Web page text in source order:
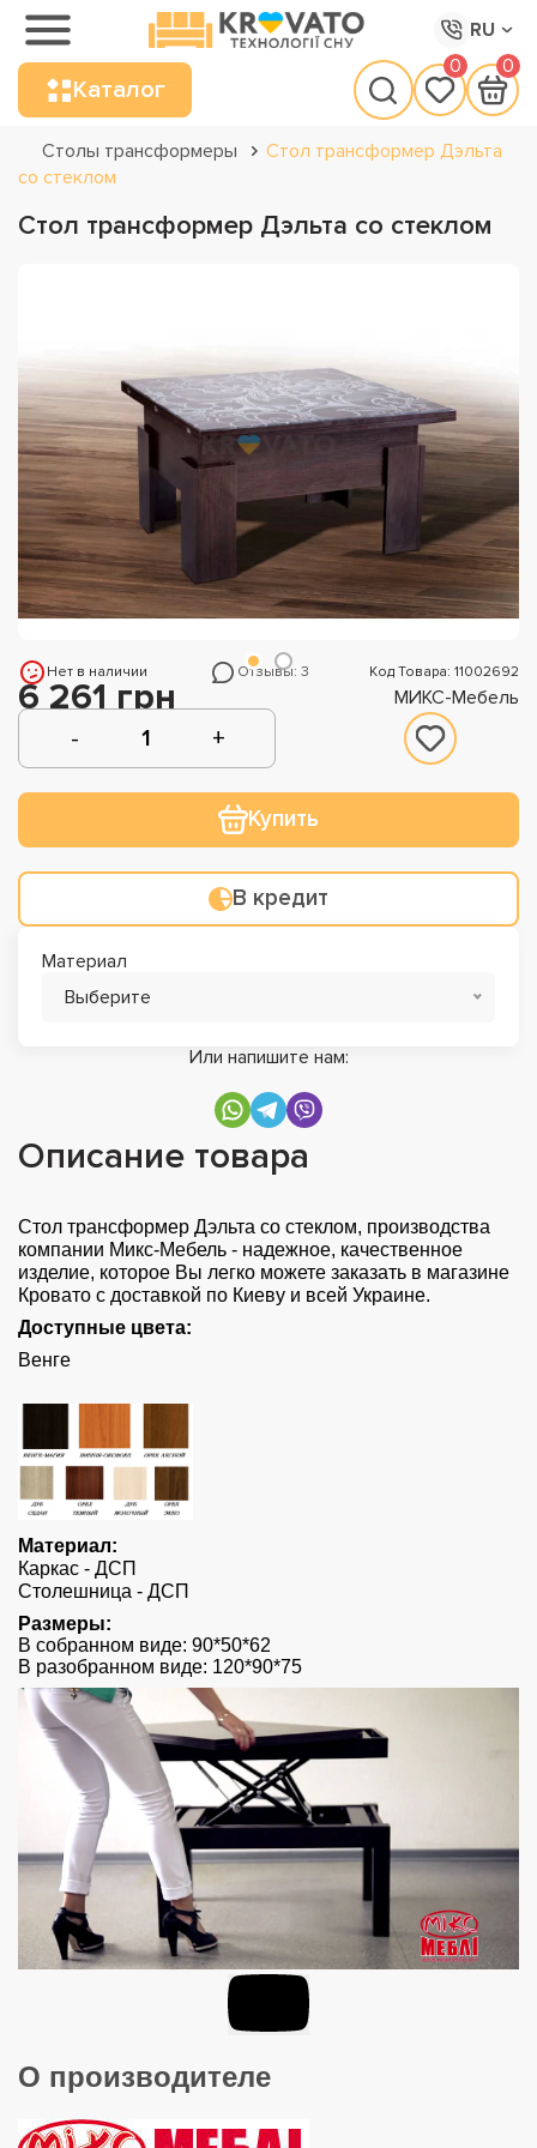
RU
Каталог
0 0
Столы трансформеры
Стол трансформер Дэльта
со стеклом
Стол трансформер Дэльта со стеклом
Нет в наличии Отзывы: 3 Код Товара: 11002692
6 261 грн МИКС-Мебель
Купить
В кредит
Материал
Выберите
Или напишите нам:
Описание товара
Стол трансформер Дэльта со стеклом, производства
компании Микс-Мебель - надежное, качественное
изделие, которое Вы легко можете заказать в магазине
Кровато с доставкой по Киеву и всей Украине.
Доступные цвета:
Венге
Материал:
Каркас - ДСП
Столешница - ДСП
Размеры:
В собранном виде: 90*50*62
В разобранном виде: 120*90*75
О производителе